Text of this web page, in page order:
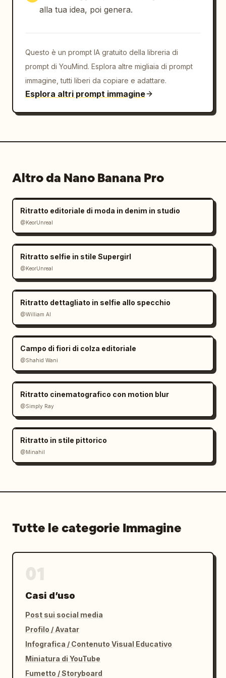
alla tua idea, poi genera.
Questo è un prompt IA gratuito della libreria di
prompt di YouMind. Esplora altre migliaia di prompt
immagine, tutti liberi da copiare e adattare.
Esplora altri prompt immagine
Altro da Nano Banana Pro
Ritratto editoriale di moda in denim in studio
@KeorUnreal
Ritratto selfie in stile Supergirl
@KeorUnreal
Ritratto dettagliato in selfie allo specchio
@William AI
Campo di fiori di colza editoriale
@Shahid Wani
Ritratto cinematografico con motion blur
@Simply Ray
Ritratto in stile pittorico
@Minahil
Tutte le categorie Immagine
Casi d’uso
Post sui social media
Profilo / Avatar
Infografica / Contenuto Visual Educativo
Miniatura di YouTube
Fumetto / Storyboard